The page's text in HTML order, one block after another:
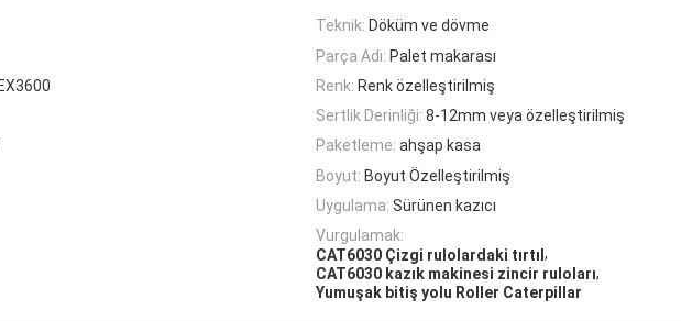
Teknik: Döküm ve dövme
Parça Adı: Palet makarası
Renk: Renk özelleştirilmiş
Sertlik Derinliği: 8-12mm veya özelleştirilmiş
Paketleme: ahşap kasa
Boyut: Boyut Özelleştirilmiş
Uygulama: Sürünen kazıcı
Vurgulamak:
CAT6030 Çizgi rulolardaki tırtıl ,
CAT6030 kazık makinesi zincir ruloları,
Yumuşak bitiş yolu Roller Caterpillar